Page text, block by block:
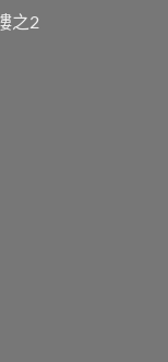
之2